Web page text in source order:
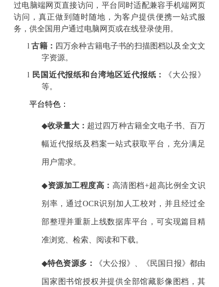
过电脑端网页直接访问，平台同时适配兼容手机端网页
访问，真正做到随时随地，为客户提供便携一站式服
务，供全国用户通过电脑网页或在线登录使用。
l 古籍： 四万余种古籍电子书的扫描图档以及全文文
字资源。
l 民国近代报纸和台湾地区近代报纸：
《大公报》
等。
平台特色：
◆收录量大： 超过四万种古籍全文电子书、百万
幅近代报纸及档案一站式获取平台，充分满足
用户需求。
◆资源加工程度高： 高清图档+超高比例全文识
别率，通过OCR识别加人工校对，并且经过全
部整理并重新上线数据库平台，可实现篇目精
准浏览、检索、阅读和下载。
◆特色资源多： 《大公报》、《民国日报》都由
国家图书馆授权并提供全部馆藏影像图档，其